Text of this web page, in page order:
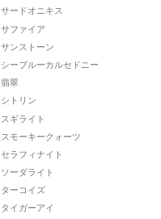
サードオニキス
サファイア
サンストーン
シーブルーカルセドニー
翡翠
シトリン
スギライト
スモーキークォーツ
セラフィナイト
ソーダライト
ターコイズ
タイガーアイ